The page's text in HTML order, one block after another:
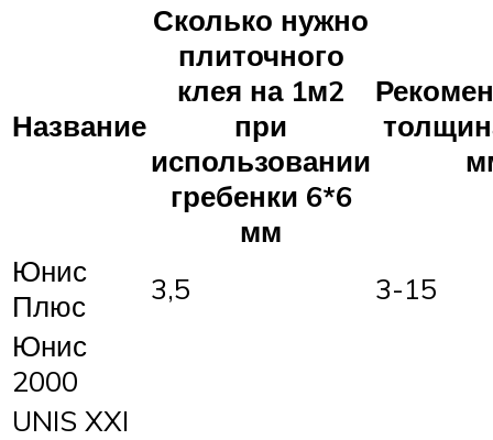
Название
Сколько нужно
плиточного
клея на 1м2
при
использовании
гребенки 6*6
мм
Юнис
Плюс
3,5
3-15
Юнис
2000
UNIS XXI